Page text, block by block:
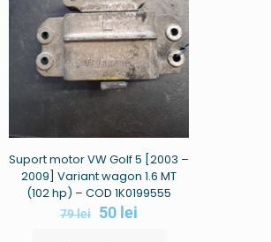
Suport motor VW Golf 5 [2003 –
2009] Variant wagon 1.6 MT
(102 hp) – COD 1K0199555
79lei 50 lei